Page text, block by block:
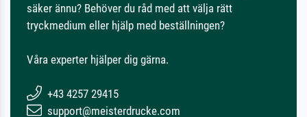
säker ännu? Behöver du råd med att välja rätt
tryckmedium eller hjälp med beställningen?
Våra experter hjälper dig gärna.
+43 4257 29415
support@meisterdrucke.com